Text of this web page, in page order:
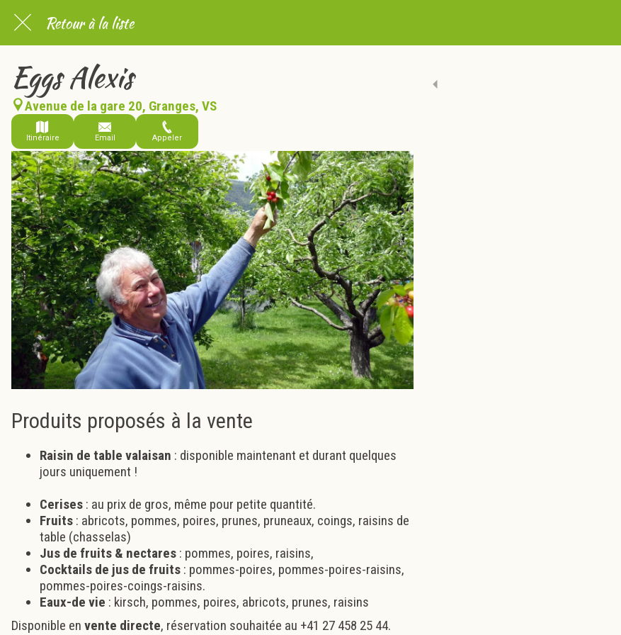
Retour à la liste
Eggs Alexis
Avenue de la gare 20, Granges, VS
Itinéraire Email Appeler
Produits proposés à la vente
Raisin de table valaisan : disponible maintenant et durant quelques
jours uniquement !
Cerises : au prix de gros, même pour petite quantité.
Fruits : abricots, pommes, poires, prunes, pruneaux, coings, raisins de
table (chasselas)
Jus de fruits & nectares : pommes, poires, raisins,
Cocktails de jus de fruits : pommes-poires, pommes-poires-raisins,
pommes-poires-coings-raisins.
Eaux-de vie : kirsch, pommes, poires, abricots, prunes, raisins
Disponible en vente directe, réservation souhaitée au +41 27 458 25 44.